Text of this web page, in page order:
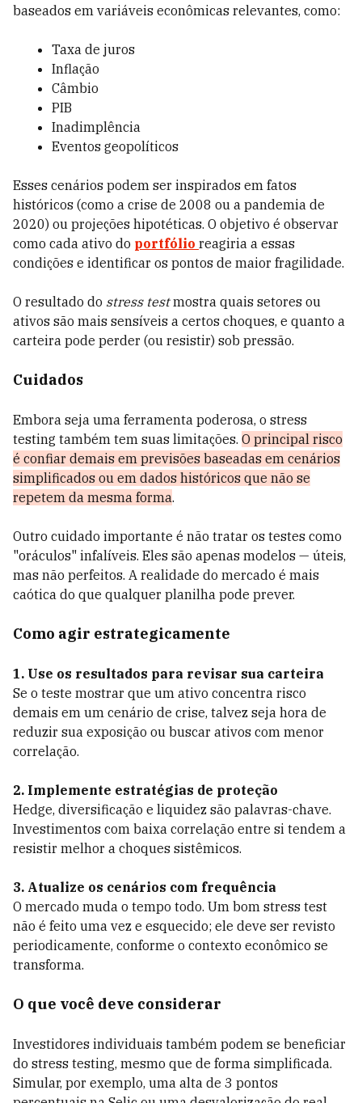
baseados em variáveis econômicas relevantes, como:
Taxa de juros
Inflação
Câmbio
PIB
Inadimplência
Eventos geopolíticos
Esses cenários podem ser inspirados em fatos
históricos (como a crise de 2008 ou a pandemia de
2020) ou projeções hipotéticas. O objetivo é observar
como cada ativo do portfólio reagiria a essas
condições e identificar os pontos de maior fragilidade.
O resultado do stress testmostra quais setores ou
ativos são mais sensíveis a certos choques, e quanto a
carteira pode perder (ou resistir) sob pressão.
Cuidados
Embora seja uma ferramenta poderosa, o stress
testing também tem suas limitações. O principal risco
é confiar demais em previsões baseadas em cenários
simplificados ou em dados históricos que não se
repetem da mesma forma.
Outro cuidado importante é não tratar os testes como
"oráculos" infalíveis. Eles são apenas modelos — úteis,
mas não perfeitos. A realidade do mercado é mais
caótica do que qualquer planilha pode prever.
Como agir estrategicamente
1. Use os resultados para revisar sua carteira
Se o teste mostrar que um ativo concentra risco
demais em um cenário de crise, talvez seja hora de
reduzir sua exposição ou buscar ativos com menor
correlação.
2. Implemente estratégias de proteção
Hedge, diversificação e liquidez são palavras-chave.
Investimentos com baixa correlação entre si tendem a
resistir melhor a choques sistêmicos.
3. Atualize os cenários com frequência
O mercado muda o tempo todo. Um bom stress test
não é feito uma vez e esquecido; ele deve ser revisto
periodicamente, conforme o contexto econômico se
transforma.
O que você deve considerar
Investidores individuais também podem se beneficiar
do stress testing, mesmo que de forma simplificada.
Simular, por exemplo, uma alta de 3 pontos